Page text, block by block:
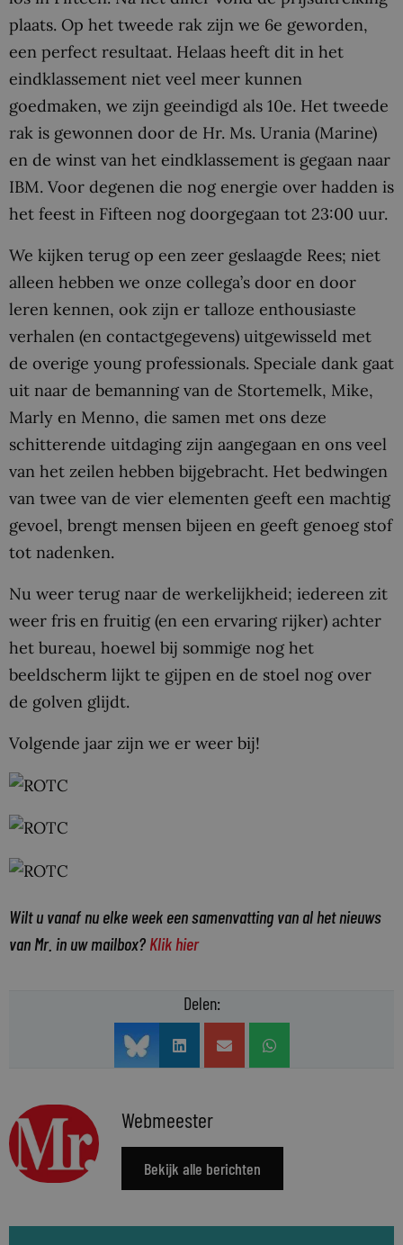
plaats. Op het tweede rak zijn we 6e geworden,
een perfect resultaat. Helaas heeft dit in het
eindklassement niet veel meer kunnen
goedmaken, we zijn geeindigd als 10e. Het tweede
rak is gewonnen door de Hr. Ms. Urania (Marine)
en de winst van het eindklassement is gegaan naar
IBM. Voor degenen die nog energie over hadden is
het feest in Fifteen nog doorgegaan tot 23:00 uur.
We kijken terug op een zeer geslaagde Rees; niet
alleen hebben we onze collega’s door en door
leren kennen, ook zijn er talloze enthousiaste
verhalen (en contactgegevens) uitgewisseld met
de overige young professionals. Speciale dank gaat
uit naar de bemanning van de Stortemelk, Mike,
Marly en Menno, die samen met ons deze
schitterende uitdaging zijn aangegaan en ons veel
van het zeilen hebben bijgebracht. Het bedwingen
van twee van de vier elementen geeft een machtig
gevoel, brengt mensen bijeen en geeft genoeg stof
tot nadenken.
Nu weer terug naar de werkelijkheid; iedereen zit
weer fris en fruitig (en een ervaring rijker) achter
het bureau, hoewel bij sommige nog het
beeldscherm lijkt te gijpen en de stoel nog over
de golven glijdt.
Volgende jaar zijn we er weer bij!
Wilt u vanaf nu elke week een samenvatting van al het nieuws
van Mr. in uw mailbox? Klik hier
Delen:
Webmeester
Bekijk alle berichten